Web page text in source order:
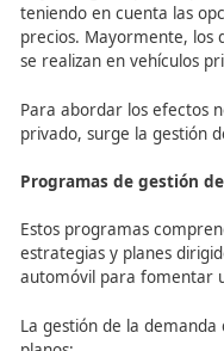
Virtual.
Parásito.
La
los ciclistas es:
Carretera.
Carril bici.
El Plan PEIT
Puertos.
Carreteras.